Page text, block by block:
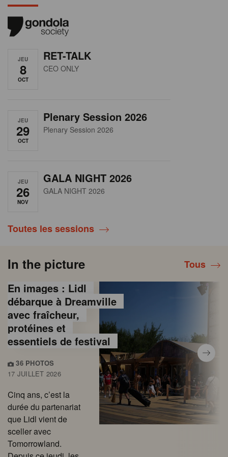
JEU
8
OCT
RET-TALK
CEO ONLY
JEU
29
OCT
Plenary Session 2026
Plenary Session 2026
JEU
26
NOV
GALA NIGHT 2026
GALA NIGHT 2026
Toutes les sessions
In the picture Tous
En images : Lidl
débarque à Dreamville
avec fraîcheur,
protéines et
essentiels de festival
36 PHOTOS
17 JUILLET 2026
Cinq ans, c’est la
durée du partenariat
que Lidl vient de
sceller avec
Tomorrowland.